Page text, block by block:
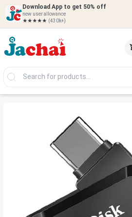
Download App to get 50% off
new user allowance
★★★★★ (430k+)